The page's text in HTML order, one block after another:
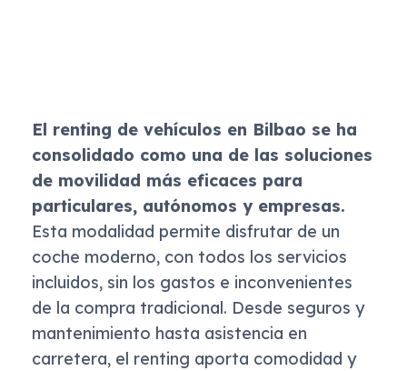
El renting de vehículos en Bilbao se ha
consolidado como una de las soluciones
de movilidad más eficaces para
particulares, autónomos y empresas.
Esta modalidad permite disfrutar de un
coche moderno, con todos los servicios
incluidos, sin los gastos e inconvenientes
de la compra tradicional. Desde seguros y
mantenimiento hasta asistencia en
carretera, el renting aporta comodidad y